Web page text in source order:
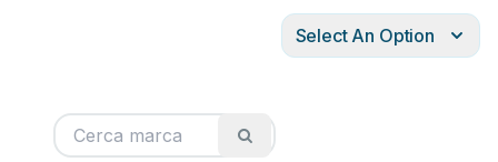
Select An Option